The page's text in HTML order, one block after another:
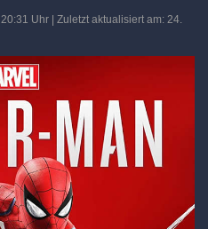
20:31 Uhr | Zuletzt aktualisiert am: 24.